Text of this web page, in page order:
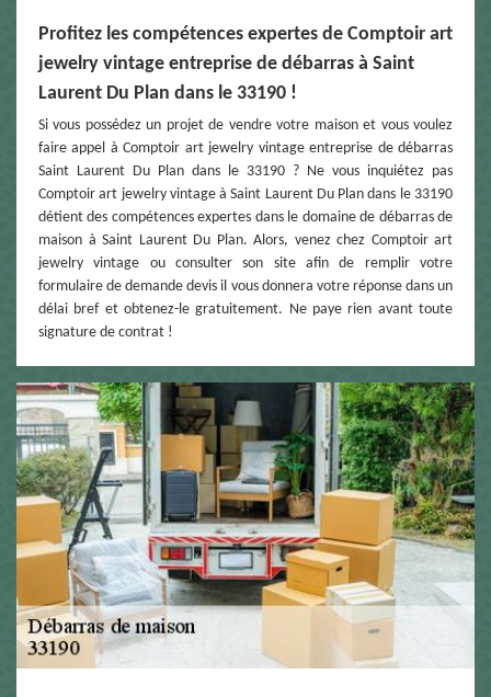
Profitez les compétences expertes de Comptoir art
jewelry vintage entreprise de débarras à Saint
Laurent Du Plan dans le 33190 !
Si vous possédez un projet de vendre votre maison et vous voulez
faire appel à Comptoir art jewelry vintage entreprise de débarras
Saint Laurent Du Plan dans le 33190 ? Ne vous inquiétez pas
Comptoir art jewelry vintage à Saint Laurent Du Plan dans le 33190
détient des compétences expertes dans le domaine de débarras de
maison à Saint Laurent Du Plan. Alors, venez chez Comptoir art
jewelry vintage ou consulter son site afin de remplir votre
formulaire de demande devis il vous donnera votre réponse dans un
délai bref et obtenez-le gratuitement. Ne paye rien avant toute
signature de contrat !